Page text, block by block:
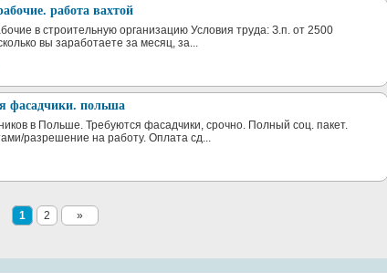
работа вахтой
в строительную организацию Условия труда: З.п. от 2500
вы заработаете за месяц, за...
фасадчики. польша
в Польше. Требуются фасадчики, срочно. Полный соц. пакет.
разрешение на работу. Оплата сд...
1 2 »